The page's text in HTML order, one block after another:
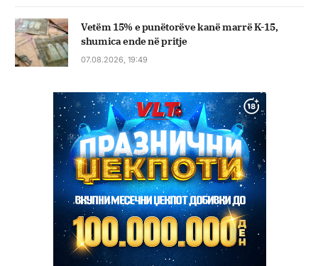
Vetëm 15% e punëtorëve kanë marrë K-15,
shumica ende në pritje
07.08.2026, 19:49